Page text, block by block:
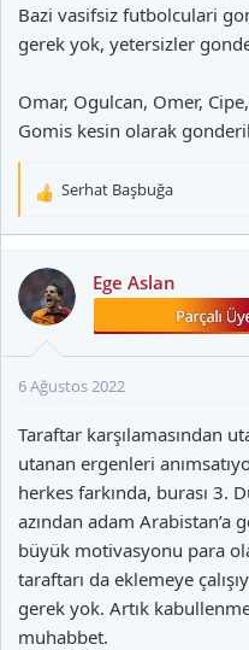
Bazi vasifsiz futbolculari
gerek yok, yetersizler
Omar, Ogulcan, Omer,
Gomis kesin olarak
T
k
l
:
Serhat Başbuğa
Ege Aslan
6 Ağustos 2022
Taraftar karşılamasından
utanan ergenleri
herkes farkında, burası 3.
azından adam
büyük motivasyonu para
taraftarı da eklemeye
gerek yok. Artık
muhabbet.